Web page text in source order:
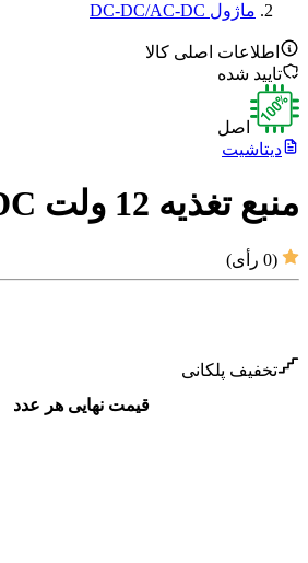
ماژول DC-DC/AC-DC
اطلاعات اصلی کالا
تایید شده
اصل
دیتاشیت
منبع تغذیه 12 ولت AC-DC مدل HLK-30M12
(
0 رأی)
تخفیف پلکانی
قیمت نهایی هر عدد